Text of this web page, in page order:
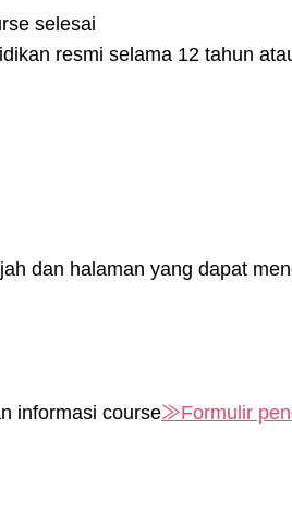
selesai
resmi selama 12 tahun
dan halaman yang dapat
informasi course≫Formulir